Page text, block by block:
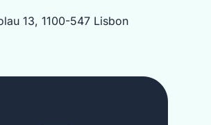
13, 1100-547 Lisbon